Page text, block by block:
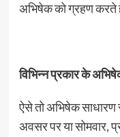
अभिषेक को ग्रहण करते
विभिन्न प्रकार के
ऐसे तो अभिषेक साधारण
अवसर पर या सोमवार,